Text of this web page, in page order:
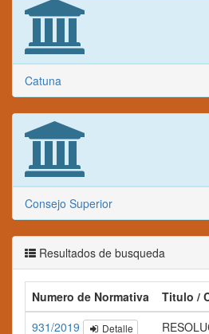
Catuna
Consejo Superior
Resultados de busqueda
Numero de Normativa Titulo /
931/2019
Detalle